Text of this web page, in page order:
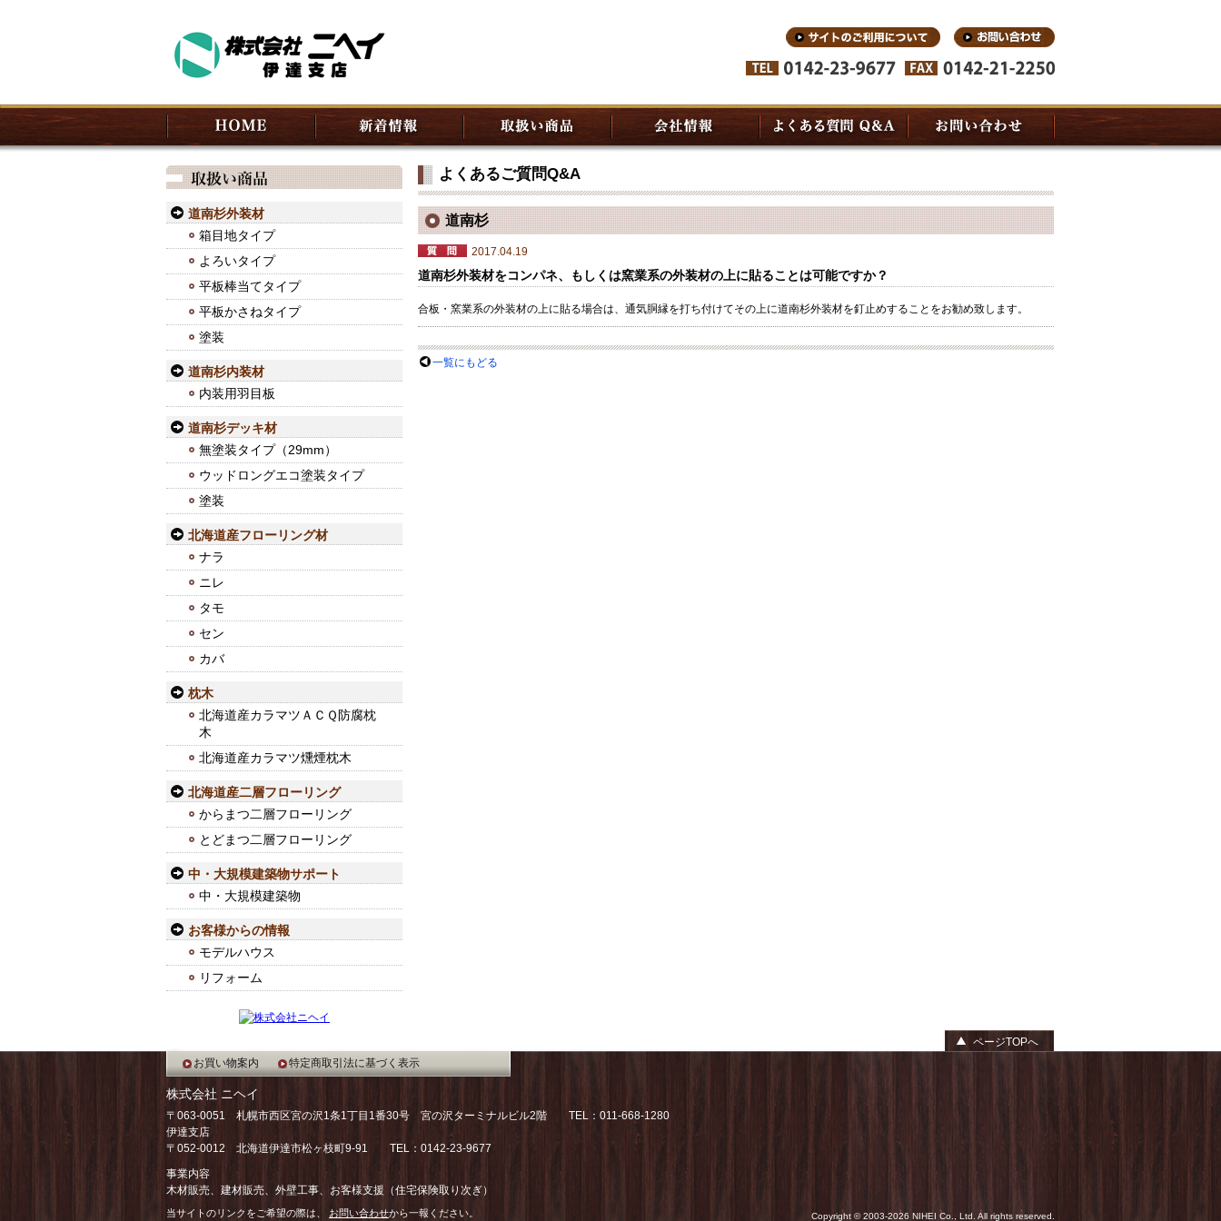
道南杉外装材
箱目地タイプ
よろいタイプ
平板棒当てタイプ
平板かさねタイプ
塗装
道南杉内装材
内装用羽目板
道南杉デッキ材
無塗装タイプ（29mm）
ウッドロングエコ塗装タイプ
塗装
北海道産フローリング材
ナラ
ニレ
タモ
セン
カバ
枕木
北海道産カラマツＡＣＱ防腐枕
木
北海道産カラマツ燻煙枕木
北海道産二層フローリング
からまつ二層フローリング
とどまつ二層フローリング
中・大規模建築物サポート
中・大規模建築物
お客様からの情報
モデルハウス
リフォーム
よくあるご質問Q&A
道南杉
2017.04.19
道南杉外装材をコンパネ、もしくは窯業系の外装材の上に貼ることは可能ですか？
合板・窯業系の外装材の上に貼る場合は、通気胴縁を打ち付けてその上に道南杉外装材を釘止めすることをお勧め致します。
一覧にもどる
ページTOPへ
お買い物案内
特定商取引法に基づく表示
株式会社 ニヘイ
〒063-0051 札幌市西区宮の沢1条1丁目1番30号 宮の沢ターミナルビル2階 TEL：011-668-1280
伊達支店
〒052-0012 北海道伊達市松ヶ枝町9-91 TEL：0142-23-9677
事業内容
木材販売、建材販売、外壁工事、お客様支援（住宅保険取り次ぎ）
当サイトのリンクをご希望の際は、 お問い合わせから一報ください。 Copyright © 2003-2026 NIHEI Co., Ltd. All rights reserved.